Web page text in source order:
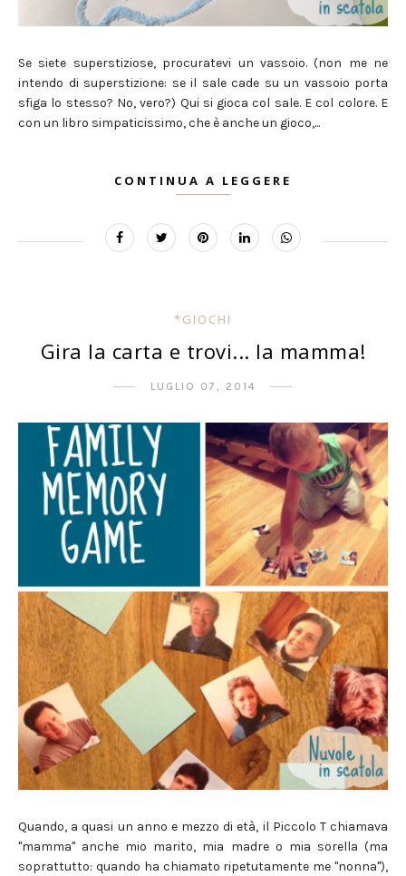
Se siete superstiziose, procuratevi un vassoio. (non me ne
intendo di superstizione: se il sale cade su un vassoio porta
sfiga lo stesso? No, vero?) Qui si gioca col sale. E col colore. E
con un libro simpaticissimo, che è anche un gioco,...
CONTINUA A LEGGERE
*GIOCHI
Gira la carta e trovi... la mamma!
LUGLIO 07, 2014
Quando, a quasi un anno e mezzo di età, il Piccolo T chiamava
"mamma" anche mio marito, mia madre o mia sorella (ma
soprattutto: quando ha chiamato ripetutamente me "nonna"),